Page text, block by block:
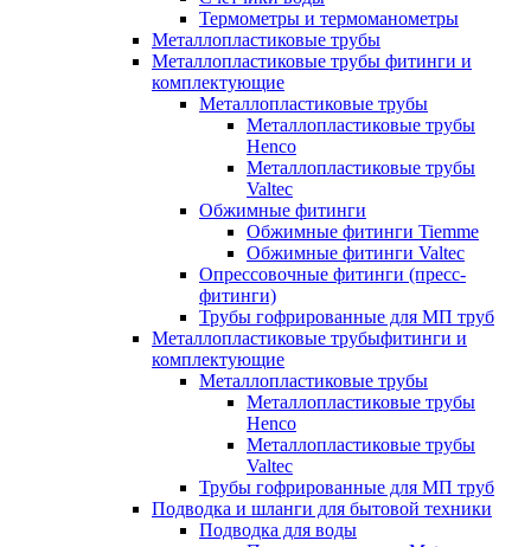
Термометры и термоманометры
Металлопластиковые трубы
Металлопластиковые трубы фитинги и
комплектующие
Металлопластиковые трубы
Металлопластиковые трубы
Henco
Металлопластиковые трубы
Valtec
Обжимные фитинги
Обжимные фитинги Tiemme
Обжимные фитинги Valtec
Опрессовочные фитинги (пресс-
фитинги)
Трубы гофрированные для МП труб
Металлопластиковые трубыфитинги и
комплектующие
Металлопластиковые трубы
Металлопластиковые трубы
Henco
Металлопластиковые трубы
Valtec
Трубы гофрированные для МП труб
Подводка и шланги для бытовой техники
Подводка для воды